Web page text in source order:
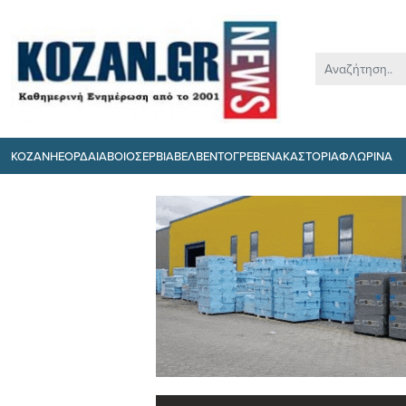
ΚΟΖΑΝΗΕΟΡΔΑΙΑΒΟΙΟΣΕΡΒΙΑΒΕΛΒΕΝΤΟΓΡΕΒΕΝΑΚΑΣΤΟΡΙΑΦΛΩΡΙΝΑ